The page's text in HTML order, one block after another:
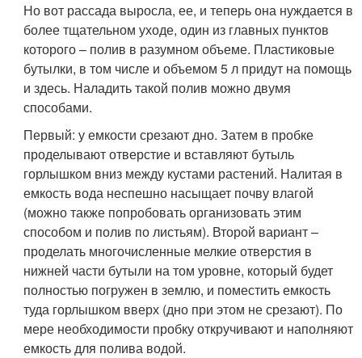
Но вот рассада выросла, ее, и теперь она нуждается в
более тщательном уходе, один из главных пунктов
которого – полив в разумном объеме. Пластиковые
бутылки, в том числе и объемом 5 л придут на помощь
и здесь. Наладить такой полив можно двумя
способами.
Первый: у емкости срезают дно. Затем в пробке
проделывают отверстие и вставляют бутыль
горлышком вниз между кустами растений. Налитая в
емкость вода неспешно насыщает почву влагой
(можно также попробовать организовать этим
способом и полив по листьям). Второй вариант –
проделать многочисленные мелкие отверстия в
нижней части бутыли на том уровне, который будет
полностью погружен в землю, и поместить емкость
туда горлышком вверх (дно при этом не срезают). По
мере необходимости пробку откручивают и наполняют
емкость для полива водой.